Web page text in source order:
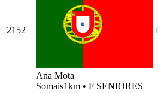
2152
Ana Mota
Somais1km • F SENIORES
f